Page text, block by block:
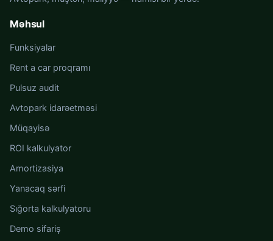
Məhsul
Funksiyalar
Rent a car proqramı
Pulsuz audit
Avtopark idarəetməsi
Müqayisə
ROI kalkulyator
Amortizasiya
Yanacaq sərfi
Sığorta kalkulyatoru
Demo sifariş